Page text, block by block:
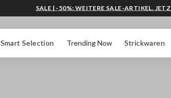
Smart Selection Trending Now Strickwaren
SALE | -50%: WEITERE SALE-ARTIKEL.